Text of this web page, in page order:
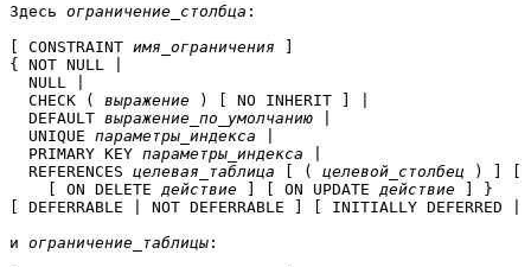
Здесь ограничение_столбца :
[ CONSTRAINT имя_ограничения ]
{ NOT NULL |
  NULL |
  CHECK (
выражение ) [ NO INHERIT ] |
  DEFAULT
выражение_по_умолчанию
  UNIQUE
параметры_индекса
  PRIMARY KEY
параметры_индекса
  REFERENCES
целевая_таблица [ ( целевой_столбец ) ] [
    [ ON DELETE
действие ] [ ON UPDATE действие ] }
[ DEFERRABLE | NOT DEFERRABLE ] [ INITIALLY DEFERRED
и ограничение_таблицы :